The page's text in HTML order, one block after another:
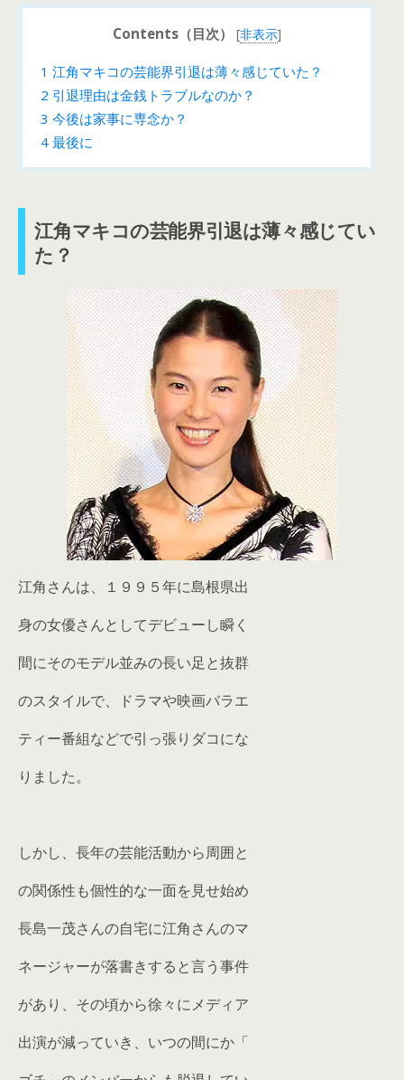
Contents（目次） [非表示]
1 江角マキコの芸能界引退は薄々感じていた？
2 引退理由は金銭トラブルなのか？
3 今後は家事に専念か？
4 最後に
江角マキコの芸能界引退は薄々感じてい
た？
江角さんは、１９９５年に島根県出
身の女優さんとしてデビューし瞬く
間にそのモデル並みの長い足と抜群
のスタイルで、ドラマや映画バラエ
ティー番組などで引っ張りダコにな
りました。
しかし、長年の芸能活動から周囲と
の関係性も個性的な一面を見せ始め
長島一茂さんの自宅に江角さんのマ
ネージャーが落書きすると言う事件
があり、その頃から徐々にメディア
出演が減っていき、いつの間にか「